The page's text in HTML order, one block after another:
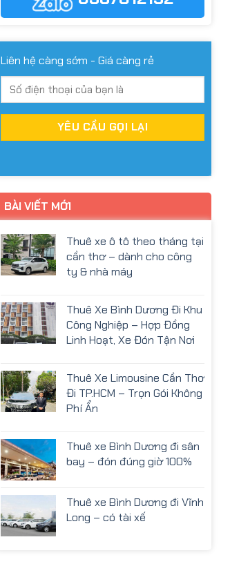
Liên hệ càng sớm - Giá càng rẻ
BÀI VIẾT MỚI
Thuê xe ô tô theo tháng tại
cần thơ – dành cho công
ty & nhà máy
Thuê Xe Bình Dương Đi Khu
Công Nghiệp – Hợp Đồng
Linh Hoạt, Xe Đón Tận Nơi
Thuê Xe Limousine Cần Thơ
Đi TP.HCM – Trọn Gói Không
Phí Ẩn
Thuê xe Bình Dương đi sân
bay – đón đúng giờ 100%
Thuê xe Bình Dương đi Vĩnh
Long – có tài xế